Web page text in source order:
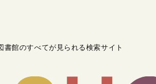
書館のすべてが見られる検索サイト